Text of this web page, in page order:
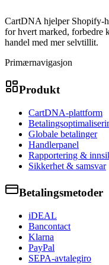
CartDNA hjelper Shopify-
for hvert marked, forbedre
handel med mer selvtillit.
Primærnavigasjon
Produkt
CartDNA-plattform
Globale betalinger
Handlerpanel
Rapportering &
Sikkerhet & samsvar
Betalingsmetoder
iDEAL
Bancontact
Klarna
PayPal
SEPA-avtalegiro